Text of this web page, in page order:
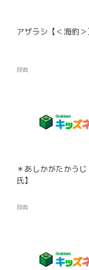
アザラシ【＜海豹＞
辞典
＊あしかがたかう
氏】
辞典